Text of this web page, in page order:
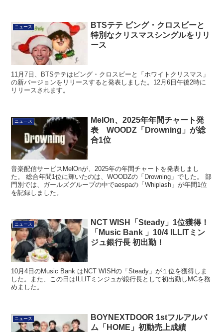
ニュース
BTSテテ ビング・クロスビーと
特別なクリスマスシングルをリリ
ース
11月7日、BTSテテはビング・クロスビーと「ホワイトクリスマス」
の新バージョンをリリースすると発表しました。12月6日午後2時に
リリースされます。
ニュース
MelOn、2025年年間チャート発
表 WOODZ「Drowning」が総
合1位
音楽配信サービスMelOnが、2025年の年間チャートを発表しまし
た。 総合年間1位に輝いたのは、WOODZの「Drowning」でした。 部
門別では、ガールズグループの中でaespaの「Whiplash」が年間1位
を記録しました。
ニュース
NCT WISH「Steady」1位獲得！
「Music Bank 」10/4 ILLITミン
ジュ銀行長 初出勤！
10月4日のMusic Bank はNCT WISHの「Steady」が１位を獲得しま
した。また、この日はILLITミンジュが銀行長として初出勤しMCを務
めました。
ニュース
BOYNEXTDOOR 1stフルアルバ
ム「HOME」初動売上成績